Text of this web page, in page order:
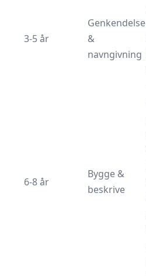
3-5 år
Genkendelse
&
navngivning
6-8 år
Bygge &
beskrive